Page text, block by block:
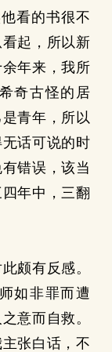
看的书很不
起，所以新
年来，我所
奇古怪的居
青年，所以
话可说的时
错误，该当
年中，三翻
颇有反感。
如非罪而遭
意而自救。
张白话，不